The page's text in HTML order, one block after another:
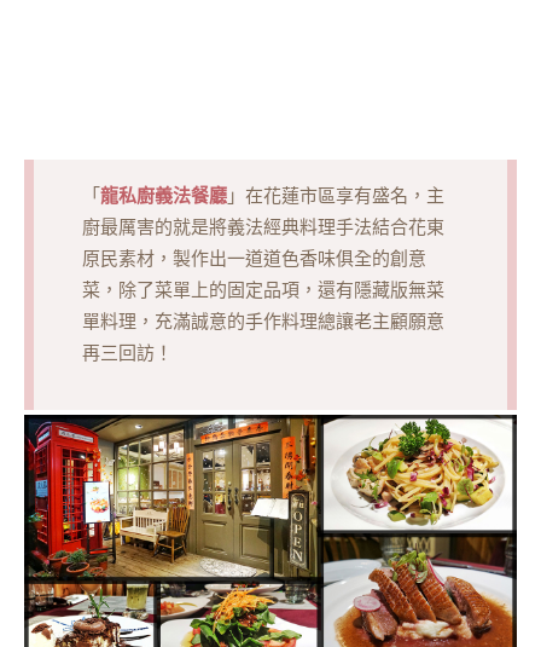
「龍私廚義法餐廳 」在花蓮市區享有盛名，主
廚最厲害的就是將義法經典料理手法結合花東
原民素材，製作出一道道色香味俱全的創意
菜，除了菜單上的固定品項，還有隱藏版無菜
單料理，充滿誠意的手作料理總讓老主顧願意
再三回訪！